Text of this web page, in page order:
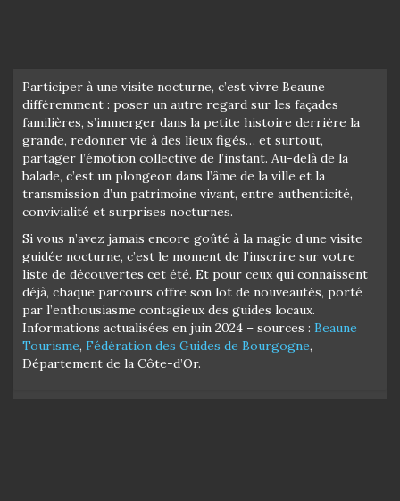
Participer à une visite nocturne, c’est vivre Beaune
différemment : poser un autre regard sur les façades
familières, s’immerger dans la petite histoire derrière la
grande, redonner vie à des lieux figés… et surtout,
partager l’émotion collective de l’instant. Au-delà de la
balade, c’est un plongeon dans l’âme de la ville et la
transmission d’un patrimoine vivant, entre authenticité,
convivialité et surprises nocturnes.
Si vous n’avez jamais encore goûté à la magie d’une visite
guidée nocturne, c’est le moment de l’inscrire sur votre
liste de découvertes cet été. Et pour ceux qui connaissent
déjà, chaque parcours offre son lot de nouveautés, porté
par l’enthousiasme contagieux des guides locaux.
Informations actualisées en juin 2024 – sources : Beaune
Tourisme, Fédération des Guides de Bourgogne,
Département de la Côte-d’Or.